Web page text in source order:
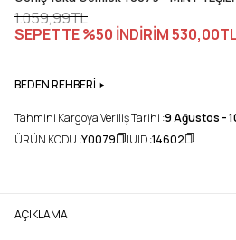
1.059,99TL
SEPETTE %50 İNDİRİM530,00TL
BEDEN REHBERİ
Tahmini Kargoya Veriliş Tarihi :9 Ağustos -
ÜRÜN KODU :Y0079 UID :14602
AÇIKLAMA